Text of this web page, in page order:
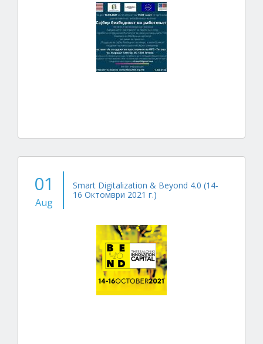
01
Aug
Smart Digitalization & Beyond 4.0 (14-
16 Октомври 2021 г.)